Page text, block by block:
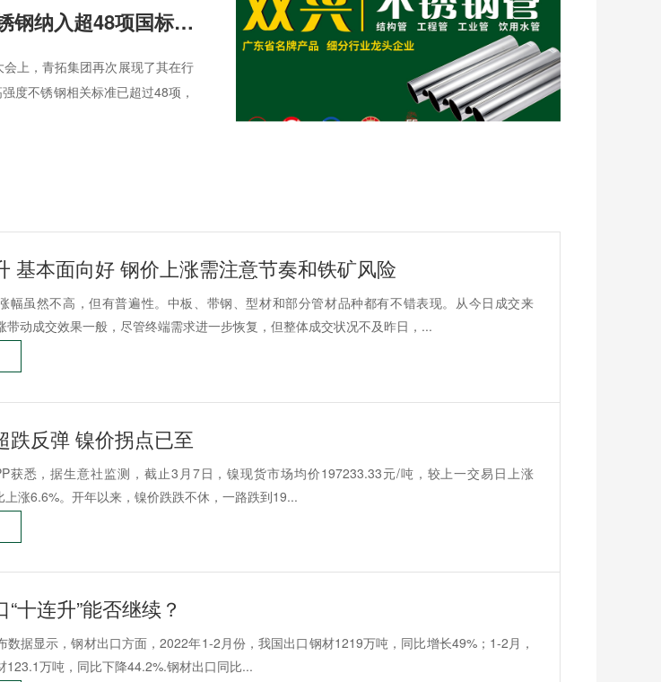
标准先行，青拓经济型高强度不锈钢纳入超48项国标、行标和团标
上，青拓集团再次展现了其在行
度不锈钢相关标准已超过48项，
基本面向好 钢价上涨需注意节奏和铁矿风险
幅虽然不高，但有普遍性。中板、带钢、型材和部分管材品种都有不错表现。从今日成交来
带动成交效果一般，尽管终端需求进一步恢复，但整体成交状况不及昨日，...
跌反弹 镍价拐点已至
获悉，据生意社监测，截止3月7日，镍现货市场均价197233.33元/吨，较上一交易日上涨
上涨6.6%。开年以来，镍价跌跌不休，一路跌到19...
十连升”能否继续？
数据显示，钢材出口方面，2022年1-2月份，我国出口钢材1219万吨，同比增长49%；1-2月，
123.1万吨，同比下降44.2%.钢材出口同比...